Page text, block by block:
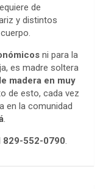
de
y distintos
ni para la
es madre soltera
madera en muy
de esto, cada vez
en la comunidad
.
829-552-0790.